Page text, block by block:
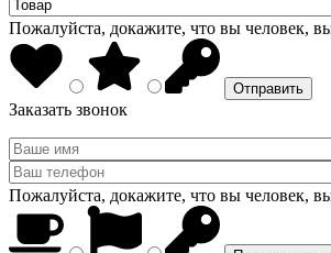
Пожалуйста, докажите, что вы человек,
Заказать звонок
Пожалуйста, докажите, что вы человек,